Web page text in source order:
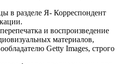
в разделе Я- Корреспондент
и воспроизведение
материалов,
Getty Images, строго